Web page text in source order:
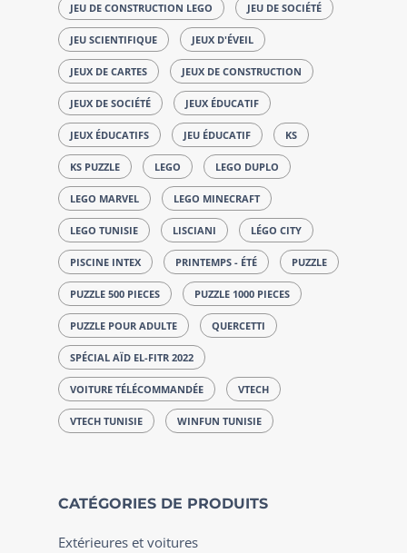
JEU DE CONSTRUCTION LEGO JEU DE SOCIÉTÉ
JEU SCIENTIFIQUE JEUX D'ÉVEIL
JEUX DE CARTES JEUX DE CONSTRUCTION
JEUX DE SOCIÉTÉ JEUX ÉDUCATIF
JEUX ÉDUCATIFS JEU ÉDUCATIF KS
KS PUZZLE LEGO LEGO DUPLO
LEGO MARVEL LEGO MINECRAFT
LEGO TUNISIE LISCIANI LÉGO CITY
PISCINE INTEX PRINTEMPS - ÉTÉ PUZZLE
PUZZLE 500 PIECES PUZZLE 1000 PIECES
PUZZLE POUR ADULTE QUERCETTI
SPÉCIAL AÏD EL-FITR 2022
VOITURE TÉLÉCOMMANDÉE VTECH
VTECH TUNISIE WINFUN TUNISIE
CATÉGORIES DE PRODUITS
Extérieures et voitures